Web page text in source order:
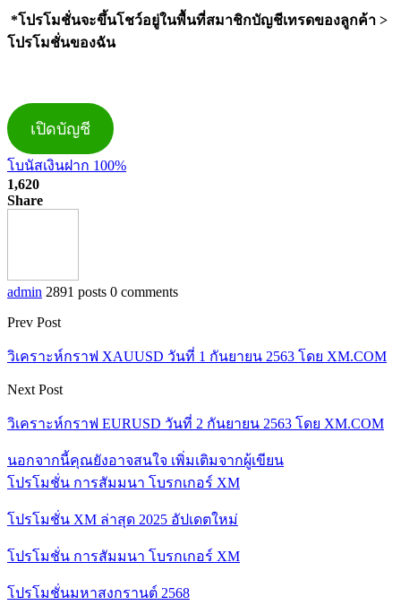
*โปรโมชั่นจะขึ้นโชว์อยู่ในพื้นที่สมาชิกบัญชีเทรดของลูกค้า >
โปรโมชั่นของฉัน
เปิดบัญชี
โบนัสเงินฝาก 100%
1,620
Share
admin 2891 posts 0 comments
Prev Post
วิเคราะห์กราฟ XAUUSD วันที่ 1 กันยายน 2563 โดย XM.COM
Next Post
วิเคราะห์กราฟ EURUSD วันที่ 2 กันยายน 2563 โดย XM.COM
นอกจากนี้คุณยังอาจสนใจ เพิ่มเติมจากผู้เขียน
โปรโมชั่น การสัมมนา โบรกเกอร์ XM
โปรโมชั่น XM ล่าสุด 2025 อัปเดตใหม่
โปรโมชั่น การสัมมนา โบรกเกอร์ XM
โปรโมชั่นมหาสงกรานต์ 2568